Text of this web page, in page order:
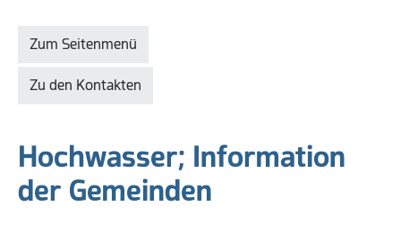
Zum Seitenmenü
Zu den Kontakten
Hochwasser; Information
der Gemeinden